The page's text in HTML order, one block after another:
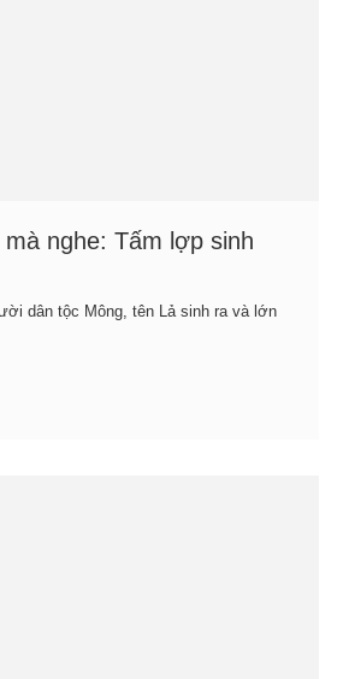
nghe: Tấm lợp sinh
dân tộc Mông, tên Lả sinh ra và lớn